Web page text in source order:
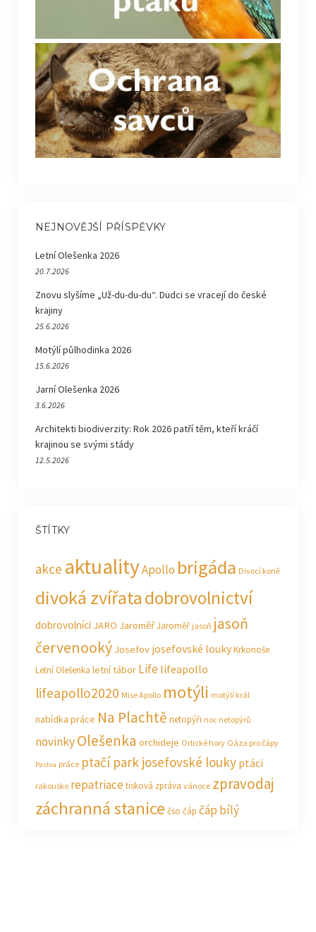
NEJNOVĚJŠÍ PŘÍSPĚVKY
Letní Olešenka 2026
20.7.2026
Znovu slyšíme „Už-du-du-du“. Dudci se vracejí do české
krajiny
25.6.2026
Motýlí půlhodinka 2026
15.6.2026
Jarní Olešenka 2026
3.6.2026
Architekti biodiverzity: Rok 2026 patří těm, kteří kráčí
krajinou se svými stády
12.5.2026
ŠTÍTKY
akce aktualityApollo brigáda Divocí koně
divoká zvířatadobrovolnictví
dobrovolníci JARO JaroměřJaroměř jasoň jasoň
červenooký Josefov josefovské loukyKrkonoše
Letní Olešenka letní tábor Life lifeapollo
lifeapollo2020 Mise Apollo motýli motýlí král
nabídka práce Na Plachtě netopýři noc netopýrů
novinkyOlešenka orchideje Orlické hory Oáza pro čápy
Pastva práce ptačí park josefovské louky ptáci
rakousko repatriacetisková zpráva vánoce zpravodaj
záchranná stanice čso čáp čáp bílý